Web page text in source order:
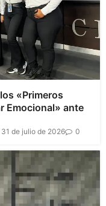
«Primeros
Emocional» ante
31 de julio de 2026 0